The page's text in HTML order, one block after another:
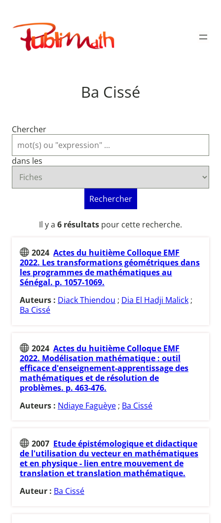
contenu
Publimath
Ba Cissé
Chercher
dans les
Rechercher
Il y a 6 résultats pour cette recherche.
2024 Actes du huitième Colloque EMF
2022. Les transformations géométriques dans
les programmes de mathématiques au
Sénégal. p. 1057-1069.
Auteurs : Diack Thiendou ; Dia El Hadji Malick ;
Ba Cissé
2024 Actes du huitième Colloque EMF
2022. Modélisation mathématique : outil
efficace d'enseignement-apprentissage des
mathématiques et de résolution de
problèmes. p. 463-476.
Auteurs : Ndiaye Faguèye ; Ba Cissé
2007 Etude épistémologique et didactique
de l'utilisation du vecteur en mathématiques
et en physique - lien entre mouvement de
translation et translation mathématique.
Auteur : Ba Cissé